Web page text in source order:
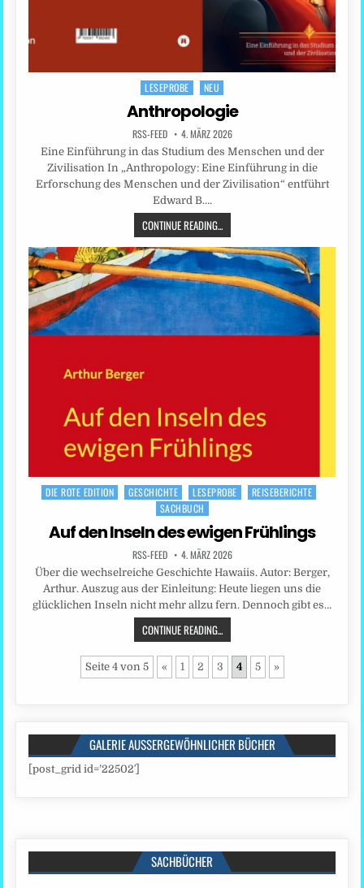
Posted
in
LESEPROBE NEU
Anthropologie
RSS-FEED 4. MÄRZ 2026
Eine Einführung in das Studium des Menschen und der
Zivilisation In „Anthropology: Eine Einführung in die
Erforschung des Menschen und der Zivilisation“ entführt
Edward B….
CONTINUE READING...
Posted
DIE ROTE EDITION GESCHICHTE LESEPROBE
REISEBERICHTE
SACHBUCH
Auf den Inseln des ewigen Frühlings
RSS-FEED 4. MÄRZ 2026
Über die wechselreiche Geschichte Hawaiis. Autor: Berger,
Arthur. Auszug aus der Einleitung: Heute liegen uns die
glücklichen Inseln nicht mehr allzu fern. Dennoch gibt es…
CONTINUE READING...
Seite 4 von 5 « 1 2 3 4 5 »
GALERIE AUSSERGEWÖHNLICHER BÜCHER
[post_grid id=’22502′]
SACHBÜCHER